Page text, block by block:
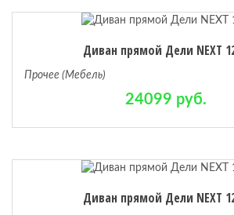
Диван прямой Дели NEXT
Прочее (Мебель)
24099 руб.
Диван прямой Дели NEXT